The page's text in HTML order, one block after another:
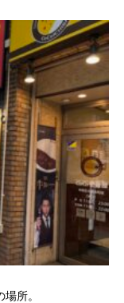
所。